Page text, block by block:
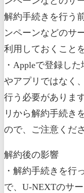
解約手続きを行う
ンペーンなどのサ
利用しておくこと
・Appleで登録し
やアプリではなく
行う必要がありま
リから解約手続き
ので、ご注意くださ
解約後の影響
・解約手続きを行
で、U-NEXTのサ